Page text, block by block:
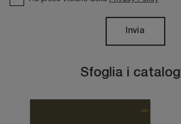
Sfoglia i
Invia